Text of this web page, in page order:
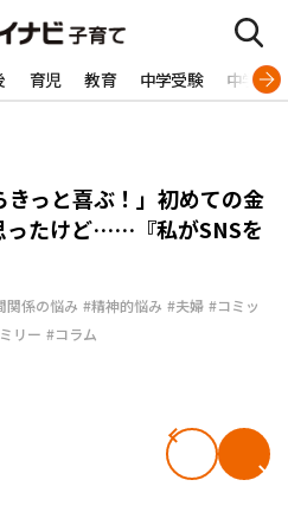
育児 教育 中学受験 中学生
きっと喜ぶ！」初めての金
ったけど……『私がSNSを
関係の悩み #精神的悩み #夫婦 #コミッ
リー #コラム